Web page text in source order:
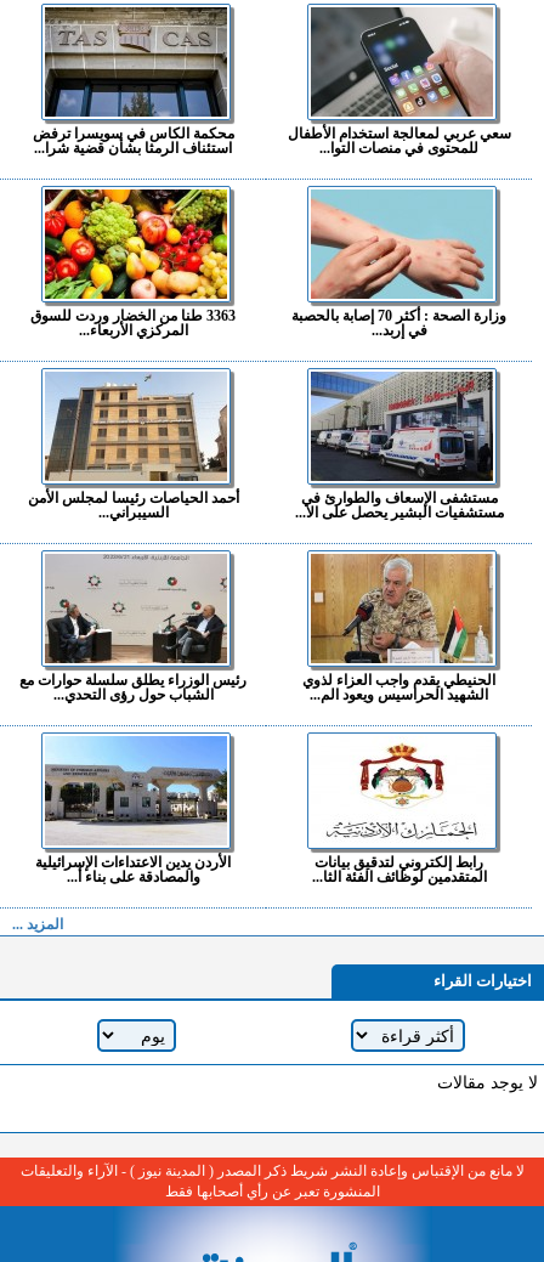
سعي عربي لمعالجة استخدام الأطفال
للمحتوى في منصات التوا...
محكمة الكاس في سويسرا ترفض
استئناف الرمثا بشأن قضية شرا...
وزارة الصحة : أكثر 70 إصابة بالحصبة
في إربد...
3363 طنا من الخضار وردت للسوق
المركزي الأربعاء...
مستشفى الإسعاف والطوارئ في
مستشفيات البشير يحصل على الا...
أحمد الحياصات رئيسا لمجلس الأمن
السيبراني...
الحنيطي يقدم واجب العزاء لذوي
الشهيد الحراسيس ويعود الم...
رئيس الوزراء يطلق سلسلة حوارات مع
الشباب حول رؤى التحدي...
رابط إلكتروني لتدقيق بيانات
المتقدمين لوظائف الفئة الثا...
الأردن يدين الاعتداءات الإسرائيلية
والمصادقة على بناء أ...
المزيد ...
اختيارات القراء
لا يوجد مقالات
لا مانع من الإقتباس وإعادة النشر شريط ذكر المصدر ( المدينة نيوز ) - الآراء والتعليقات
المنشورة تعبر عن رأي أصحابها فقط